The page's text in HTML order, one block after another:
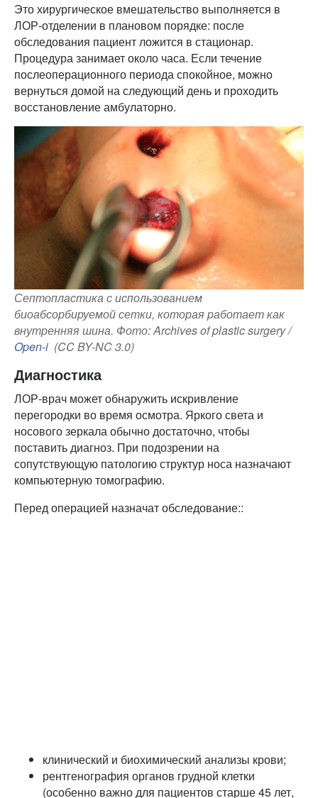
Это хирургическое вмешательство выполняется в
ЛОР-отделении в плановом порядке: после
обследования пациент ложится в стационар.
Процедура занимает около часа. Если течение
послеоперационного периода спокойное, можно
вернуться домой на следующий день и проходить
восстановление амбулаторно.
Септопластика с использованием
биоабсорбируемой сетки, которая работает как
внутренняя шина. Фото: Archives of plastic surgery /
Open-i (CC BY-NC 3.0)
Диагностика
ЛОР-врач может обнаружить искривление
перегородки во время осмотра. Яркого света и
носового зеркала обычно достаточно, чтобы
поставить диагноз. При подозрении на
сопутствующую патологию структур носа назначают
компьютерную томографию.
Перед операцией назначат обследование::
клинический и биохимический анализы крови;
рентгенография органов грудной клетки
(особенно важно для пациентов старше 45 лет,